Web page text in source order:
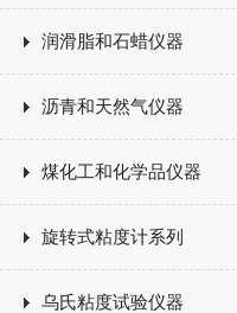
润滑脂和石蜡仪器
沥青和天然气仪器
煤化工和化学品仪器
旋转式粘度计系列
乌氏粘度试验仪器